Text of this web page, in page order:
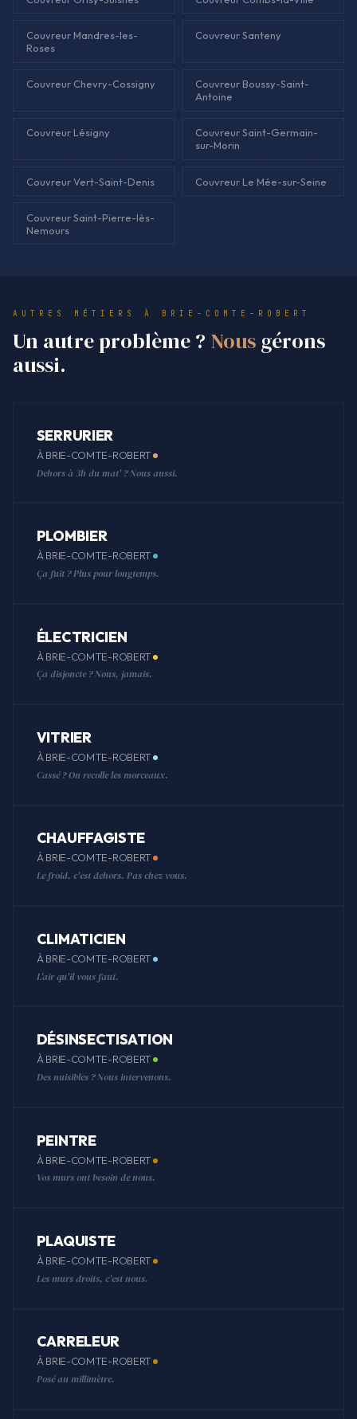
Couvreur Mandres-les-
Roses
Couvreur Santeny
Couvreur Chevry-Cossigny
Couvreur Boussy-Saint-
Antoine
Couvreur Lésigny
Couvreur Saint-Germain-
sur-Morin
Couvreur Vert-Saint-Denis Couvreur Le Mée-sur-Seine
Couvreur Saint-Pierre-lès-
Nemours
AUTRES MÉTIERS À BRIE-COMTE-ROBERT
Un autre problème ? Nous gérons
aussi.
SERRURIER
À BRIE-COMTE-ROBERT
Dehors à 3h du mat' ? Nous aussi.
PLOMBIER
À BRIE-COMTE-ROBERT
Ça fuit ? Plus pour longtemps.
ÉLECTRICIEN
À BRIE-COMTE-ROBERT
Ça disjoncte ? Nous, jamais.
VITRIER
À BRIE-COMTE-ROBERT
Cassé ? On recolle les morceaux.
CHAUFFAGISTE
À BRIE-COMTE-ROBERT
Le froid, c'est dehors. Pas chez vous.
CLIMATICIEN
À BRIE-COMTE-ROBERT
L'air qu'il vous faut.
DÉSINSECTISATION
À BRIE-COMTE-ROBERT
Des nuisibles ? Nous intervenons.
PEINTRE
À BRIE-COMTE-ROBERT
Vos murs ont besoin de nous.
PLAQUISTE
À BRIE-COMTE-ROBERT
Les murs droits, c'est nous.
CARRELEUR
À BRIE-COMTE-ROBERT
Posé au millimètre.